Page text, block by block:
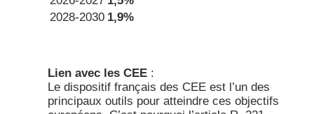
2028-2030 1,9%
Lien avec les CEE :
Le dispositif français des CEE est l’un des
principaux outils pour atteindre ces objectifs